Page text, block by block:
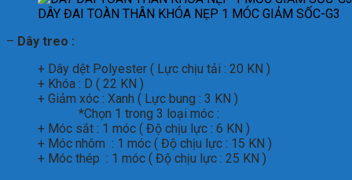
DÂY ĐAI TOÀN THÂN KHÓA NẸP 1 MÓC GIẢM SỐC-G3
– Dây treo :
+ Dây dệt Polyester ( Lực chịu tải : 20 KN )
+ Khóa : D ( 22 KN )
+ Giảm xóc : Xanh ( Lực bung : 3 KN )
*Chọn 1 trong 3 loại móc :
+ Móc sắt : 1 móc ( Độ chịu lực : 6 KN )
+ Móc nhôm : 1 móc ( Độ chịu lực : 15 KN )
+ Móc thép : 1 móc ( Độ chịu lực : 25 KN )